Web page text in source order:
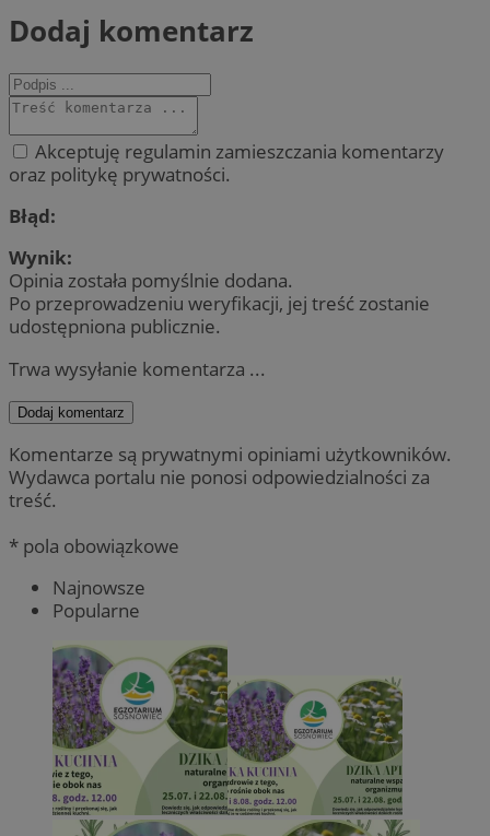
Dodaj komentarz
Akceptuję regulamin zamieszczania komentarzy
oraz politykę prywatności.
Błąd:
Wynik:
Opinia została pomyślnie dodana.
Po przeprowadzeniu weryfikacji, jej treść zostanie
udostępniona publicznie.
Trwa wysyłanie komentarza ...
Dodaj komentarz
Komentarze są prywatnymi opiniami użytkowników.
Wydawca portalu nie ponosi odpowiedzialności za
treść.
* pola obowiązkowe
Najnowsze
Popularne